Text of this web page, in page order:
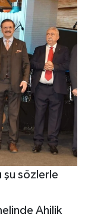
şu sözlerle
Ahilik